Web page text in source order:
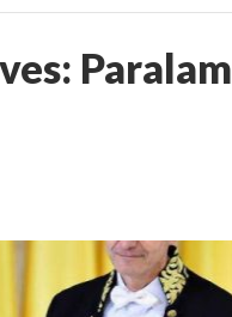
lui Hristos. Calea